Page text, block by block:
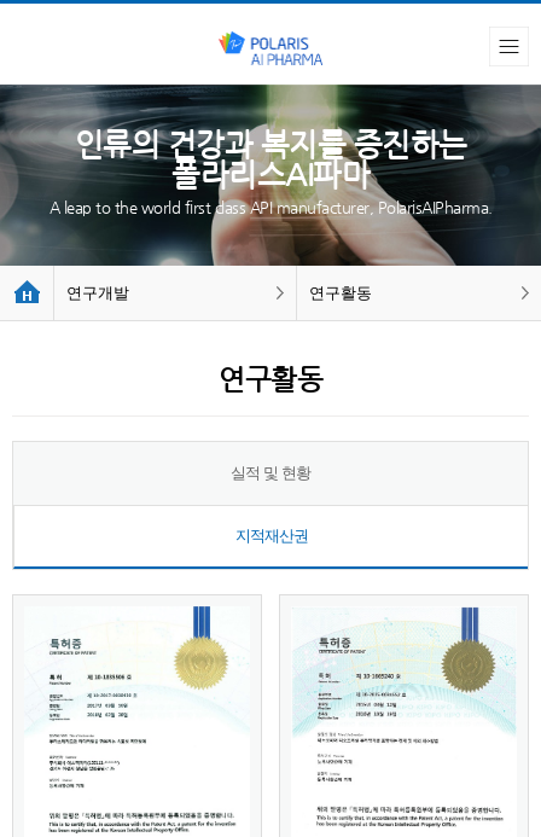
인류의 건강과 복지를 증진하는
폴라리스AI파마
A leap to the world first class API manufacturer, PolarisAIPharma.
연구개발 연구활동
연구활동
실적 및 현황
지적재산권